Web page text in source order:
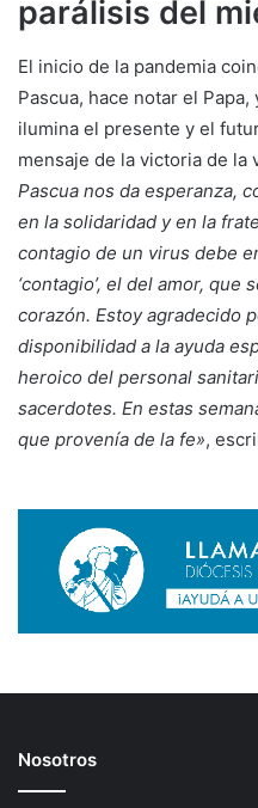
parálisis del
El inicio de la pandemia
Pascua, hace notar el
ilumina el presente y el
mensaje de la victoria de la
Pascua nos da esperanza,
en la solidaridad y en la
contagio de un virus debe
‘contagio’, el del amor,
corazón. Estoy agradecido
disponibilidad a la ayuda
heroico del personal
sacerdotes. En estas
que provenía de la fe»,
Nosotros